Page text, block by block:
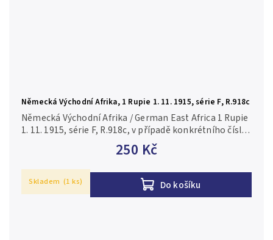
Německá Východní Afrika, 1 Rupie 1. 11. 1915, série F, R.918c
250 Kč
Do košíku
Německá Východní Afrika / German East Africa 1 Rupie
1. 11. 1915, série F, R.918c, v případě konkrétního čísla
je foto pouze ilustrační 2-/F
Skladem (1 ks)